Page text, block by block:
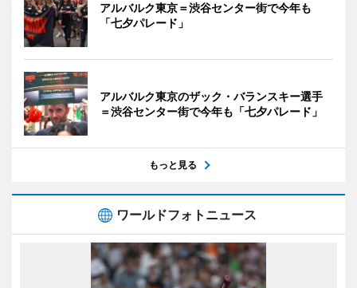
アルバルク東京＝渋谷センター街で今年も
「七夕パレード」
アルバルク東京のザック・バランスキー選手
＝渋谷センター街で今年も「七夕パレード」
もっと見る
ワールドフォトニュース